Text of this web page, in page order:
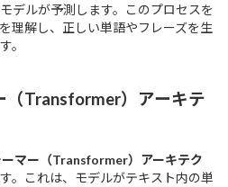
デルが予測します。このプロセスを
理解し、正しい単語やフレーズを生
。
（Transformer）アーキテ
ーマー（Transformer）アーキテク
。これは、モデルがテキスト内の単